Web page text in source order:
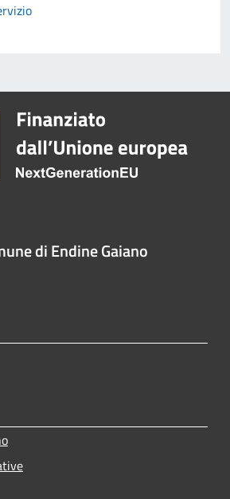
di Endine Gaiano